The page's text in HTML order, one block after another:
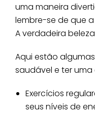
uma maneira
lembre-se de que
A verdadeira
Aqui estão
saudável e ter
Exercícios
seus níveis de